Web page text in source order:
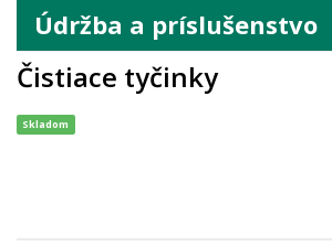
Údržba a príslušenstvo
Čistiace tyčinky
Skladom